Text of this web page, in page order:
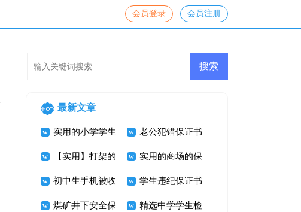
会员登录 会员注册
最新文章
实用的小学学生
检讨书模板汇编
五篇
老公犯错保证书
【实用】打架的
保证书4篇
实用的商场的保
证书三篇
初中生手机被收
检讨书
学生违纪保证书
煤矿井下安全保 精选中学学生检